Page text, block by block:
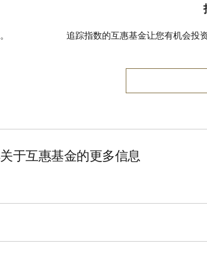
追踪指数的互惠基金让您有机会投
于互惠基金的更多信息
资者共同投资。该资金池由专业的基金经理管理
金可以投资于各种不同类型的投资产品，其中股
持有覆盖各个行业或部门的互惠基金。互惠基金
行业和投资产品之中，而另一些基金则针对利基